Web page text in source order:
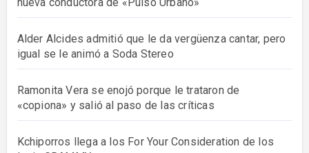
Alder Alcides admitió que le da vergüenza cantar, pero
igual se le animó a Soda Stereo
Ramonita Vera se enojó porque le trataron de
«copiona» y salió al paso de las críticas
Kchiporros llega a los For Your Consideration de los